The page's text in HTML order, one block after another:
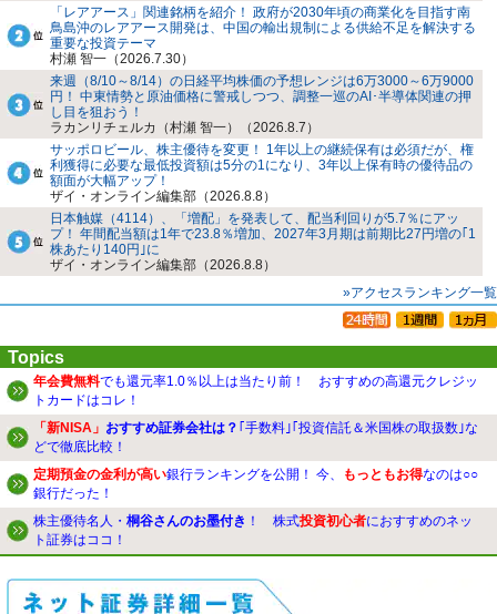
「レアアース」関連銘柄を紹介！ 政府が2030年頃の商業化を目指す南
鳥島沖のレアアース開発は、中国の輸出規制による供給不足を解決する
重要な投資テーマ
村瀬 智一（2026.7.30）
来週（8/10～8/14）の日経平均株価の予想レンジは6万3000～6万9000
円！ 中東情勢と原油価格に警戒しつつ、調整一巡のAI･半導体関連の押
し目を狙おう！
ラカンリチェルカ（村瀬 智一）（2026.8.7）
サッポロビール、株主優待を変更！ 1年以上の継続保有は必須だが、権
利獲得に必要な最低投資額は5分の1になり、3年以上保有時の優待品の
額面が大幅アップ！
ザイ・オンライン編集部（2026.8.8）
日本触媒（4114）、「増配」を発表して、配当利回りが5.7％にアッ
プ！ 年間配当額は1年で23.8％増加、2027年3月期は前期比27円増の｢1
株あたり140円｣に
ザイ・オンライン編集部（2026.8.8）
»アクセスランキング一覧
Topics
年会費無料でも還元率1.0％以上は当たり前！ おすすめの高還元クレジッ
トカードはコレ！
「新NISA」 おすすめ証券会社は？ ｢手数料｣｢投資信託＆米国株の取扱数｣な
どで徹底比較！
定期預金の金利が高い銀行ランキングを公開！ 今、 もっともお得なのは○○
銀行だった！
株主優待名人・ 桐谷さんのお墨付き ！ 株式投資初心者におすすめのネッ
ト証券はココ！